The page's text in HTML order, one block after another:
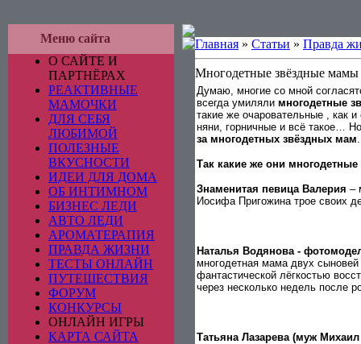
Меню сайта
О САЙТЕ И
ПАРТНЁРАХ
РЕАКТИВНЫЕ
МАМОЧКИ
ДЛЯ СЕБЯ
ЛЮБИМОЙ
ПОЛЕЗНЫЕ
ВКУСНОСТИ
ИДЕИ ДЛЯ ДОМА
ОБ ИНТИМНОМ
БИЗНЕС ЛЕДИ
АВТО ЛЕДИ
АРОМАТЕРАПИЯ
ПРАВДА ЖИЗНИ
ТЕСТЫ ОНЛАЙН
ПУТЕШЕСТВИЯ
ФОРУМ
КОНКУРСЫ
ОНЛАЙН ИГРЫ
КАРТА САЙТА
Главная » Статьи » Правда
Многодетные звёздные мамы
Думаю, многие со мной
всегда умиляли многодетные
такие же очаровательные , как
няни, горничные и всё такое…
за многодетных звёздных мам.
Так какие же они
Знаменитая певица Валерия –
Иосифа Пригожина трое своих
Наталья Водянова -
многодетная мама двух
фантастической лёгкостью
через несколько недель после
Татьяна Лазарева (муж